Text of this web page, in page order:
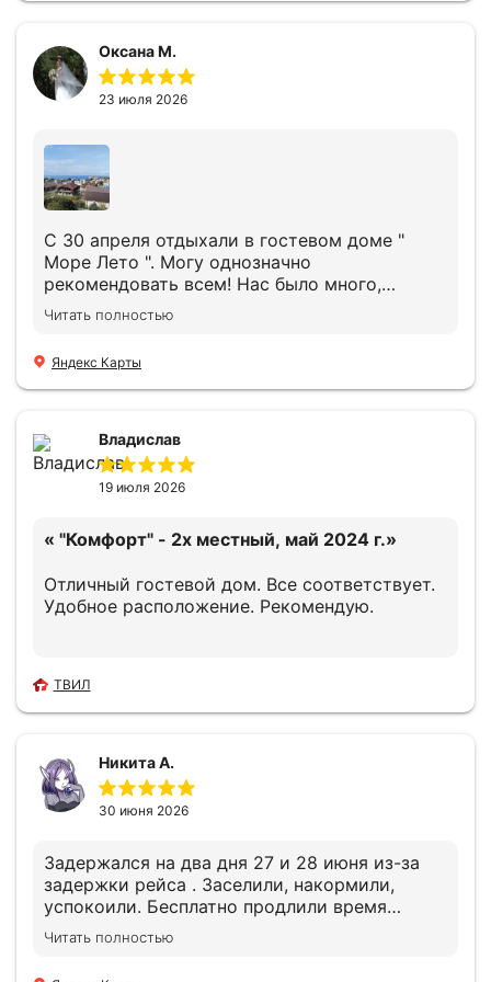
Оксана М.
23 июля 2026
С 30 апреля отдыхали в гостевом доме "
Море Лето ". Могу однозначно
рекомендовать всем! Нас было много,
большой хореографический коллектив,
родители и дети. Сервис на высоте,
прекрасная!!! Чистота в номерах, 2 бассейна,
1 с подогревом был в апреле. Дети и
холодное!!! Автобус курсирует весной
каждый час, летом вроде каждые 30 минут.
Очень удобно, иначе подниматься в этой
Читать полностью
Яндекс Карты
Владислав
19 июля 2026
« "Комфорт" - 2х местный, май 2024 г.»
Отличный гостевой дом. Все соответствует.
Удобное расположение. Рекомендую.
ТВИЛ
Никита А.
30 июня 2026
Задержался на два дня 27 и 28 июня из-за
задержки рейса . Заселили, накормили,
успокоили. Бесплатно продлили время
выезда до момента повторной регистрации
в аэропорту, за что отдельное уважение.
Читать полностью